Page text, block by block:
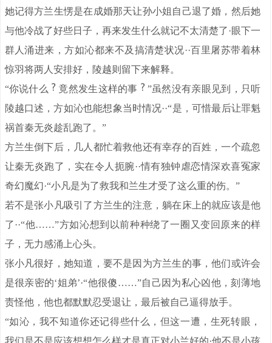
她记得方兰生愣是在成婚那天让孙小姐自己退了婚，然后她
与他冷战了好些日子，再来发生什么就记不太清楚了·眼下一
群人涌进来，方如沁都来不及搞清楚状况··百里屠苏带着林
惊羽将两人安排好，陵越则留下来解释。
“你说什么
竟然发生这样的事
”虽然没有亲眼见到，只听
陵越口述，方如沁也能想象当时情况··“是，可惜最后让罪魁
祸首秦无炎趁乱跑了。”
方兰生倒下后，几人都忙着救他还有幸存的百姓，一个疏忽
让秦无炎跑了，实在令人扼腕··情有独钟虐恋情深欢喜冤家
奇幻魔幻·“小凡是为了救我和兰生才受了这么重的伤。”
若不是张小凡吸引了方兰生的注意，躺在床上的就应该是他
了··“他……”方如沁想到以前种种绕了一圈又变回原来的样
子，无力感涌上心头。
张小凡很好，她知道，要不是因为方兰生的事，他们或许会
是很亲密的‘姐弟’·“他很傻……”自己因为私心凶他，刻薄地
责怪他，他也都默默忍受退让，最后被自己逼得放手。
“如沁，我不知道你还记得些什么，但这一遭，生死转眼，